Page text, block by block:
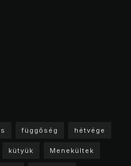
függőség hétvége
kütyük Menekültek